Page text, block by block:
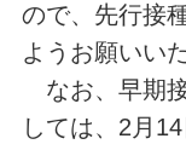
ので、先行接
ようお願いい
なお、早期
しては、2月